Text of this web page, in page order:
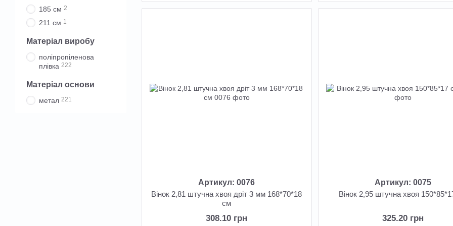
Артикул: 0076
Вінок 2,81 штучна хвоя дріт 3 мм 168*70*18
см
308.10 грн
Артикул: 0075
Вінок 2,95 штучна хвоя
325.20 грн
185 см 2
211 см 1
Матеріал виробу
поліпропіленова
плівка 222
Матеріал основи
метал 221